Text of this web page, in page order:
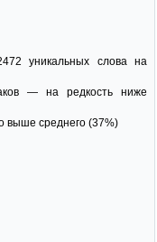
уникальных слова на
— на редкость ниже
выше среднего (37%)